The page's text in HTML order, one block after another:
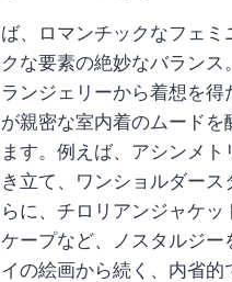
、ロマンチックなフェ
な要素の絶妙なバラン
ンジェリーから着想を
親密な室内着のムード
す。例えば、アシンメ
立て、ワンショルダー
に、チロリアンジャケッ
ープなど、ノスタルジ
の絵画から続く、内省